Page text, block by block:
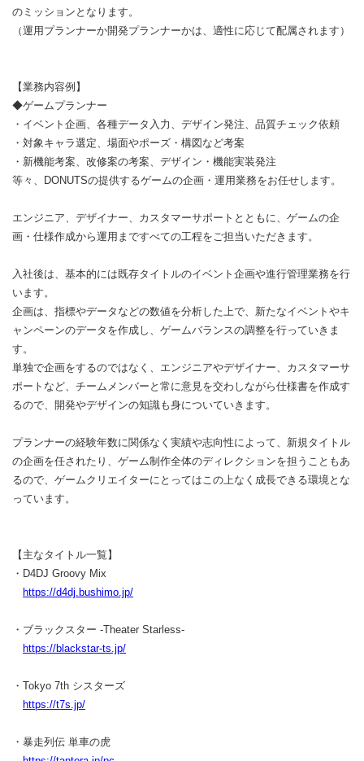
のミッションとなります。
（運用プランナーか開発プランナーかは、適性に応じて配属されます）
【業務内容例】
◆ゲームプランナー
・イベント企画、各種データ入力、デザイン発注、品質チェック依頼
・対象キャラ選定、場面やポーズ・構図など考案
・新機能考案、改修案の考案、デザイン・機能実装発注
等々、DONUTSの提供するゲームの企画・運用業務をお任せします。
エンジニア、デザイナー、カスタマーサポートとともに、ゲームの企
画・仕様作成から運用まですべての工程をご担当いただきます。
入社後は、基本的には既存タイトルのイベント企画や進行管理業務を行
います。
企画は、指標やデータなどの数値を分析した上で、新たなイベントやキ
ャンペーンのデータを作成し、ゲームバランスの調整を行っていきま
す。
単独で企画をするのではなく、エンジニアやデザイナー、カスタマーサ
ポートなど、チームメンバーと常に意見を交わしながら仕様書を作成す
るので、開発やデザインの知識も身についていきます。
プランナーの経験年数に関係なく実績や志向性によって、新規タイトル
の企画を任されたり、ゲーム制作全体のディレクションを担うこともあ
るので、ゲームクリエイターにとってはこの上なく成長できる環境とな
っています。
【主なタイトル一覧】
・D4DJ Groovy Mix
https://d4dj.bushimo.jp/
・ブラックスター -Theater Starless-
https://blackstar-ts.jp/
・Tokyo 7th シスターズ
https://t7s.jp/
・暴走列伝 単車の虎